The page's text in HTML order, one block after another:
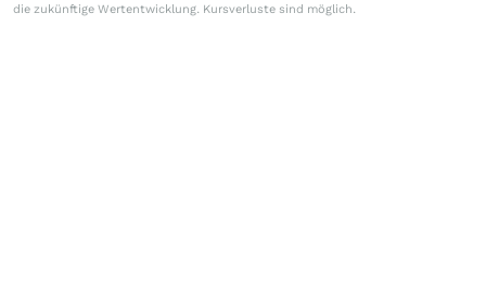
die zukünftige Wertentwicklung. Kursverluste sind möglich.